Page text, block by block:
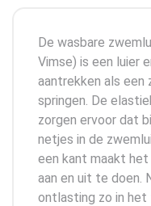
De wasbare
Vimse) is een luier
aantrekken als een
springen. De
zorgen ervoor dat
netjes in de
een kant maakt
aan en uit te doen.
ontlasting zo in het